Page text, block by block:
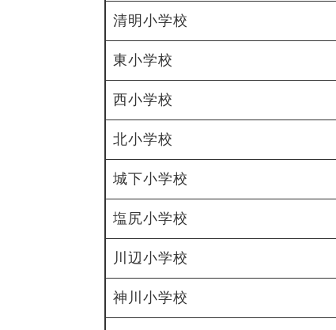
清明小学校
東小学校
西小学校
北小学校
城下小学校
塩尻小学校
川辺小学校
神川小学校